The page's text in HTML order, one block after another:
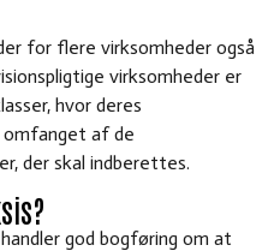
for flere virksomheder også
virksomheder er
hvor deres
omfanget af de
der skal indberettes.
god bogføring om at